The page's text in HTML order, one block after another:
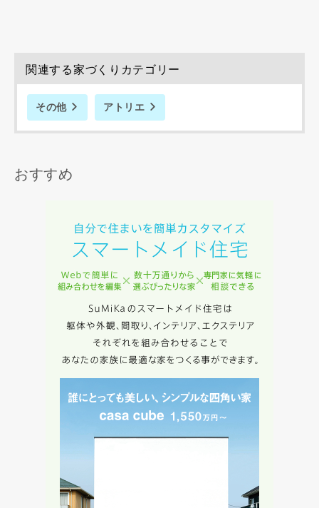
関連する家づくりカテゴリー
その他 アトリエ
おすすめ
希望の予算
万円〜
同居する家族構成
当社は，当社の プライバシーポリシー
に則って，いただい
当社はお客様からいただいた個人情報を，お客様が指定され
た専門家へ提供すること、または当社サービスのご案内のた
損害について、債務不履行責任、不法行為責任、その他の法
律上の請求原因の如何を問わず賠償の責任を負わないものと
閉じる